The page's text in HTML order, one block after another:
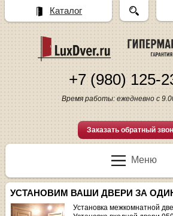
+7 (980) 125-
Время работы: ежедневно с
Заказать обратный
Меню
УСТАНОВИМ ВАШИ ДВЕРИ ЗА
Установка межкомнатной
Каталог